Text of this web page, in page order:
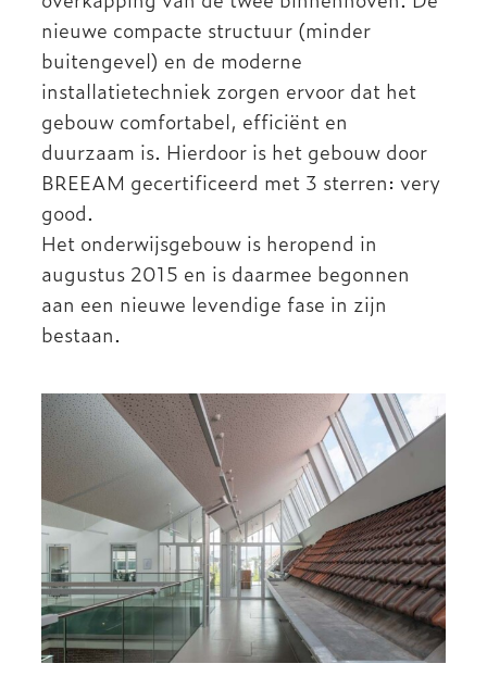
nieuwe compacte structuur (minder
buitengevel) en de moderne
installatietechniek zorgen ervoor dat het
gebouw comfortabel, efficiënt en
duurzaam is. Hierdoor is het gebouw door
BREEAM gecertificeerd met 3 sterren: very
good.
Het onderwijsgebouw is heropend in
augustus 2015 en is daarmee begonnen
aan een nieuwe levendige fase in zijn
bestaan.